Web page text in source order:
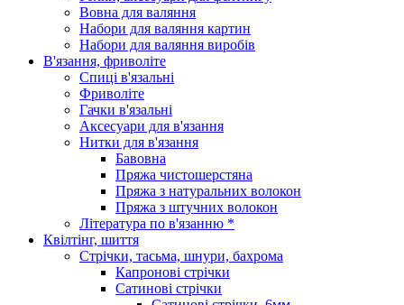
Вовна для валяння
Набори для валяння картин
Набори для валяння виробів
В'язання, фриволіте
Спиці в'язальні
Фриволіте
Гачки в'язальні
Аксесуари для в'язання
Нитки для в'язання
Бавовна
Пряжа чистошерстяна
Пряжа з натуральних волокон
Пряжа з штучних волокон
Література по в'язанню *
Квілтінг, шиття
Стрічки, тасьма, шнури, бахрома
Капронові стрічки
Сатинові стрічки